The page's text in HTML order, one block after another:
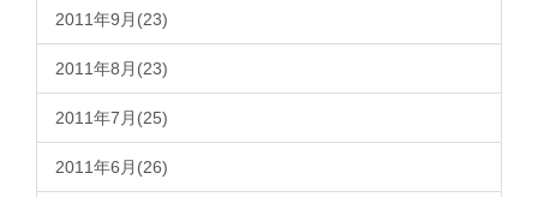
2011年9月(23)
2011年8月(23)
2011年7月(25)
2011年6月(26)